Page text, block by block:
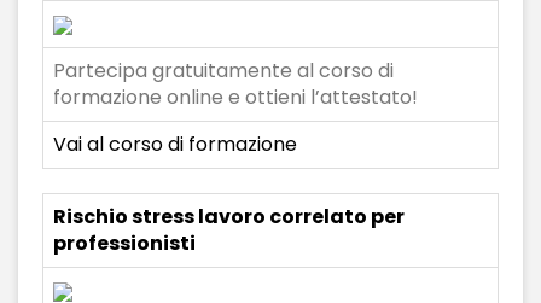
Partecipa gratuitamente al corso di
formazione online e ottieni l’attestato!
Vai al corso di formazione
Rischio stress lavoro correlato per
professionisti